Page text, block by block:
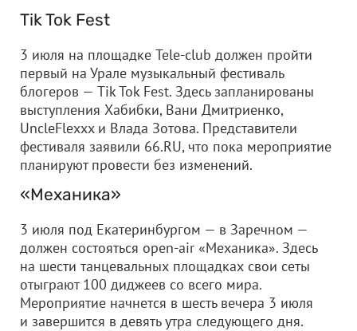
Tik Tok Fest
3 июля на площадке Tele-club должен пройти
первый на Урале музыкальный фестиваль
блогеров — Tik Tok Fest. Здесь запланированы
выступления Хабибки, Вани Дмитриенко,
UncleFlexxx и Влада Зотова. Представители
фестиваля заявили 66.RU, что пока мероприятие
планируют провести без изменений.
«Механика»
3 июля под Екатеринбургом — в Заречном —
должен состояться open-air «Механика». Здесь
на шести танцевальных площадках свои сеты
отыграют 100 диджеев со всего мира.
Мероприятие начнется в шесть вечера 3 июля
и завершится в девять утра следующего дня.